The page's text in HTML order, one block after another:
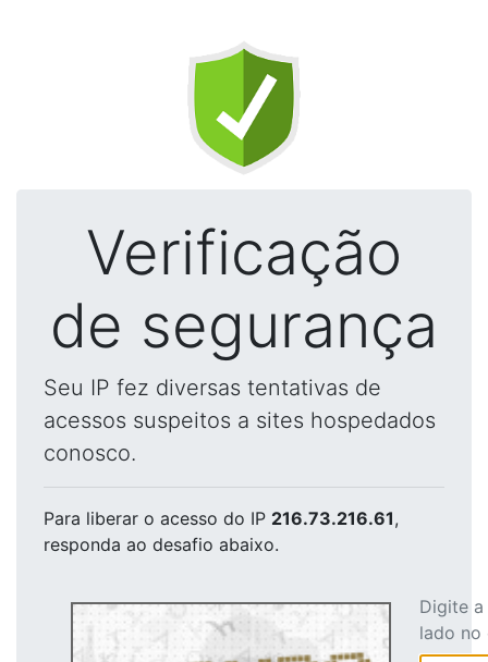
Verificação
de segurança
Seu IP fez diversas tentativas de
acessos suspeitos a sites hospedados
conosco.
Para liberar o acesso do IP 216.73.216.61,
responda ao desafio abaixo.
Digite
lado no